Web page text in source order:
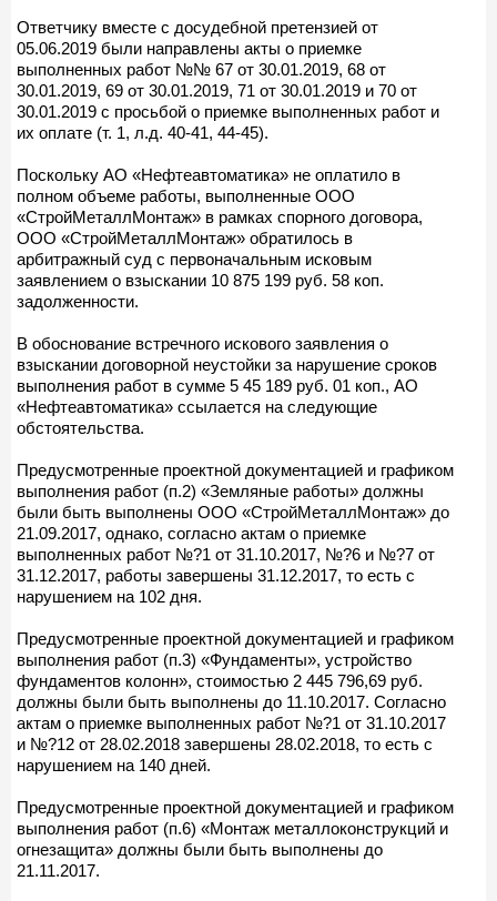
Ответчику вместе с досудебной претензией от
05.06.2019 были направлены акты о приемке
выполненных работ №№ 67 от 30.01.2019, 68 от
30.01.2019, 69 от 30.01.2019, 71 от 30.01.2019 и 70 от
30.01.2019 с просьбой о приемке выполненных работ и
их оплате (т. 1, л.д. 40-41, 44-45).
Поскольку АО «Нефтеавтоматика» не оплатило в
полном объеме работы, выполненные ООО
«СтройМеталлМонтаж» в рамках спорного договора,
ООО «СтройМеталлМонтаж» обратилось в
арбитражный суд с первоначальным исковым
заявлением о взыскании 10 875 199 руб. 58 коп.
задолженности.
В обоснование встречного искового заявления о
взыскании договорной неустойки за нарушение сроков
выполнения работ в сумме 5 45 189 руб. 01 коп., АО
«Нефтеавтоматика» ссылается на следующие
обстоятельства.
Предусмотренные проектной документацией и графиком
выполнения работ (п.2) «Земляные работы» должны
были быть выполнены ООО «СтройМеталлМонтаж» до
21.09.2017, однако, согласно актам о приемке
выполненных работ №?1 от 31.10.2017, №?6 и №?7 от
31.12.2017, работы завершены 31.12.2017, то есть с
нарушением на 102 дня.
Предусмотренные проектной документацией и графиком
выполнения работ (п.3) «Фундаменты», устройство
фундаментов колонн», стоимостью 2 445 796,69 руб.
должны были быть выполнены до 11.10.2017. Согласно
актам о приемке выполненных работ №?1 от 31.10.2017
и №?12 от 28.02.2018 завершены 28.02.2018, то есть с
нарушением на 140 дней.
Предусмотренные проектной документацией и графиком
выполнения работ (п.6) «Монтаж металлоконструкций и
огнезащита» должны были быть выполнены до
21.11.2017.